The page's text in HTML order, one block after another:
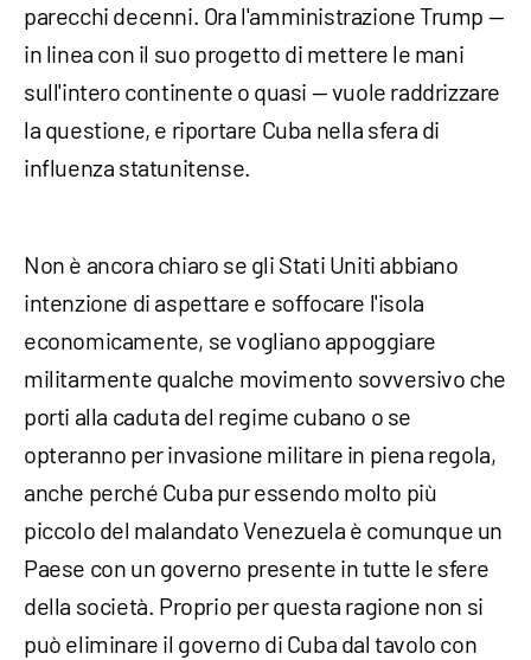
parecchi decenni. Ora l'amministrazione Trump —
in linea con il suo progetto di mettere le mani
sull'intero continente o quasi — vuole raddrizzare
la questione, e riportare Cuba nella sfera di
influenza statunitense.
Non è ancora chiaro se gli Stati Uniti abbiano
intenzione di aspettare e soffocare l'isola
economicamente, se vogliano appoggiare
militarmente qualche movimento sovversivo che
porti alla caduta del regime cubano o se
opteranno per invasione militare in piena regola,
anche perché Cuba pur essendo molto più
piccolo del malandato Venezuela è comunque un
Paese con un governo presente in tutte le sfere
della società. Proprio per questa ragione non si
può eliminare il governo di Cuba dal tavolo con